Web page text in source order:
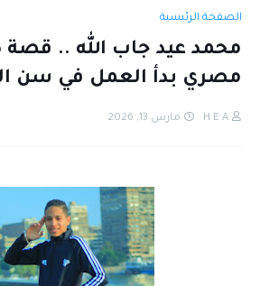
الصفحة الرئيسية
محمد عيد جاب الله ..
مصري بدأ العمل في سن
H E A مارس 13, 2026